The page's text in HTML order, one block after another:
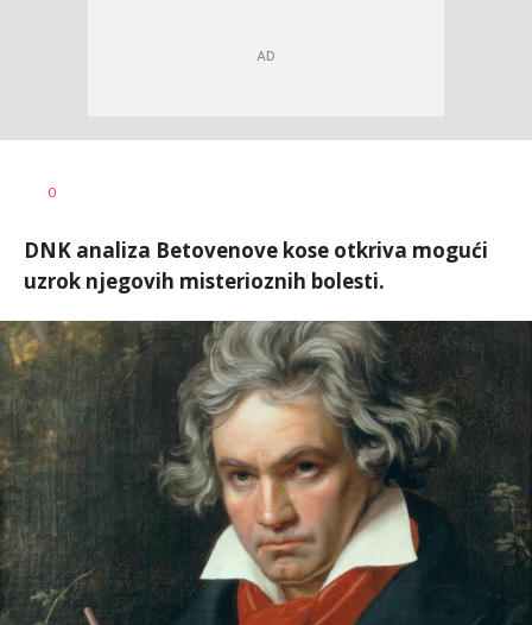
0
DNK analiza Betovenove kose otkriva mogući
uzrok njegovih misterioznih bolesti.